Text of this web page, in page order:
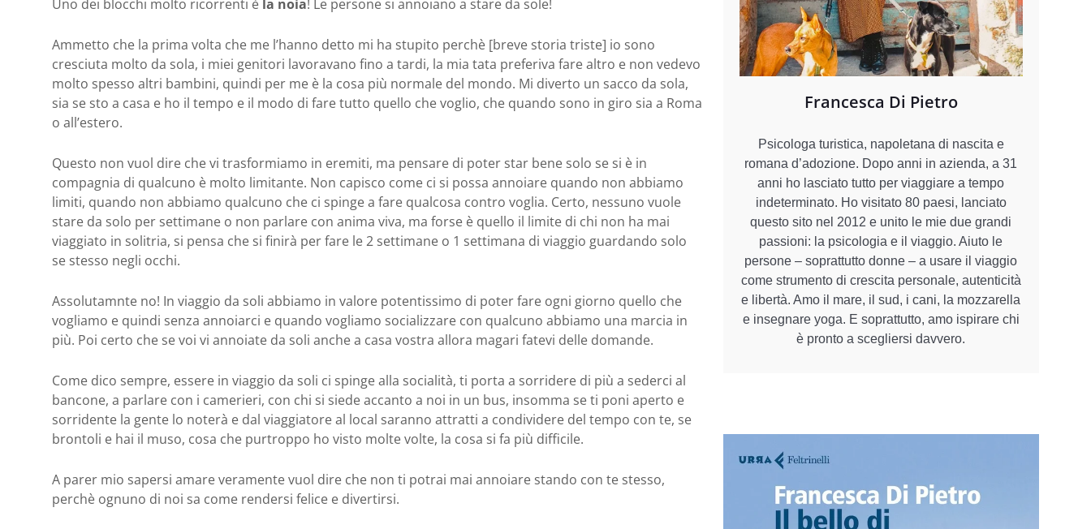
Uno dei blocchi molto ricorrenti è la noia! Le persone si annoiano a stare da sole!
Ammetto che la prima volta che me l’hanno detto mi ha stupito perchè [breve storia triste] io sono
cresciuta molto da sola, i miei genitori lavoravano fino a tardi, la mia tata preferiva fare altro e non vedevo
molto spesso altri bambini, quindi per me è la cosa più normale del mondo. Mi diverto un sacco da sola,
sia se sto a casa e ho il tempo e il modo di fare tutto quello che voglio, che quando sono in giro sia a Roma
o all’estero.
Questo non vuol dire che vi trasformiamo in eremiti, ma pensare di poter star bene solo se si è in
compagnia di qualcuno è molto limitante. Non capisco come ci si possa annoiare quando non abbiamo
limiti, quando non abbiamo qualcuno che ci spinge a fare qualcosa contro voglia. Certo, nessuno vuole
stare da solo per settimane o non parlare con anima viva, ma forse è quello il limite di chi non ha mai
viaggiato in solitria, si pensa che si finirà per fare le 2 settimane o 1 settimana di viaggio guardando solo
se stesso negli occhi.
Assolutamnte no! In viaggio da soli abbiamo in valore potentissimo di poter fare ogni giorno quello che
vogliamo e quindi senza annoiarci e quando vogliamo socializzare con qualcuno abbiamo una marcia in
più. Poi certo che se voi vi annoiate da soli anche a casa vostra allora magari fatevi delle domande.
Come dico sempre, essere in viaggio da soli ci spinge alla socialità, ti porta a sorridere di più a sederci al
bancone, a parlare con i camerieri, con chi si siede accanto a noi in un bus, insomma se ti poni aperto e
sorridente la gente lo noterà e dal viaggiatore al local saranno attratti a condividere del tempo con te, se
brontoli e hai il muso, cosa che purtroppo ho visto molte volte, la cosa si fa più difficile.
A parer mio sapersi amare veramente vuol dire che non ti potrai mai annoiare stando con te stesso,
perchè ognuno di noi sa come rendersi felice e divertirsi.
Francesca Di Pietro
Psicologa turistica, napoletana di nascita e
romana d’adozione. Dopo anni in azienda, a 31
anni ho lasciato tutto per viaggiare a tempo
indeterminato. Ho visitato 80 paesi, lanciato
questo sito nel 2012 e unito le mie due grandi
passioni: la psicologia e il viaggio. Aiuto le
persone – soprattutto donne – a usare il viaggio
come strumento di crescita personale, autenticità
e libertà. Amo il mare, il sud, i cani, la mozzarella
e insegnare yoga. E soprattutto, amo ispirare chi
è pronto a scegliersi davvero.